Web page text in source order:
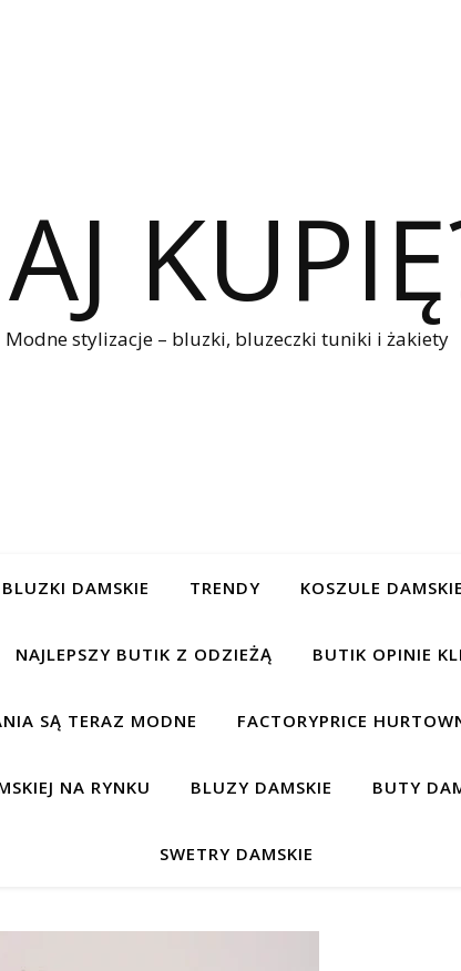
Modne stylizacje – bluzki, bluzeczki tuniki i żakiety
BLUZKI DAMSKIE TRENDY KOSZULE DAMSKIE
NAJLEPSZY BUTIK Z ODZIEŻĄ BUTIK OPINIE
SĄ TERAZ MODNE FACTORYPRICE
NA RYNKU BLUZY DAMSKIE BUTY
SWETRY DAMSKIE